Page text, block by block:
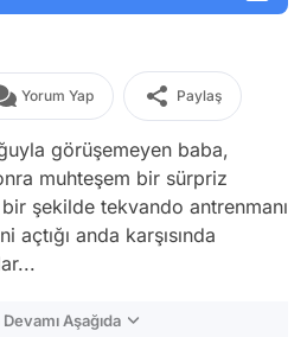
Yorum Yap Paylaş
görüşemeyen baba,
muhteşem bir sürpriz
şekilde tekvando antrenmanı
anda karşısında
Aşağıda